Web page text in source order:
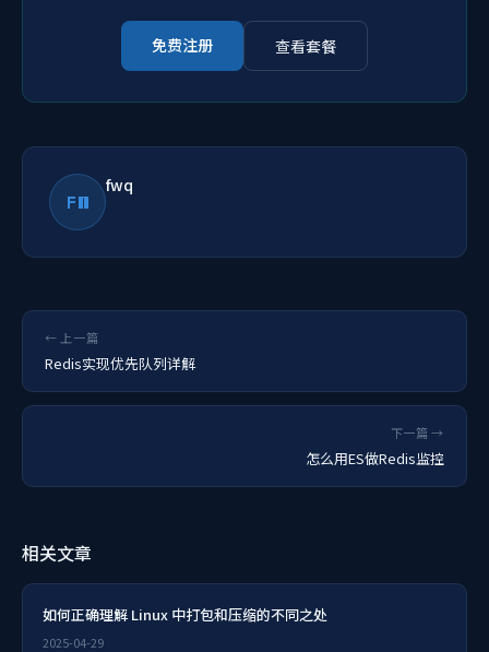
免费注册 查看套餐
FW
fwq
← 上一篇
Redis实现优先队列详解
下一篇 →
怎么用ES做Redis监控
相关文章
如何正确理解 Linux 中打包和压缩的不同之处
2025-04-29